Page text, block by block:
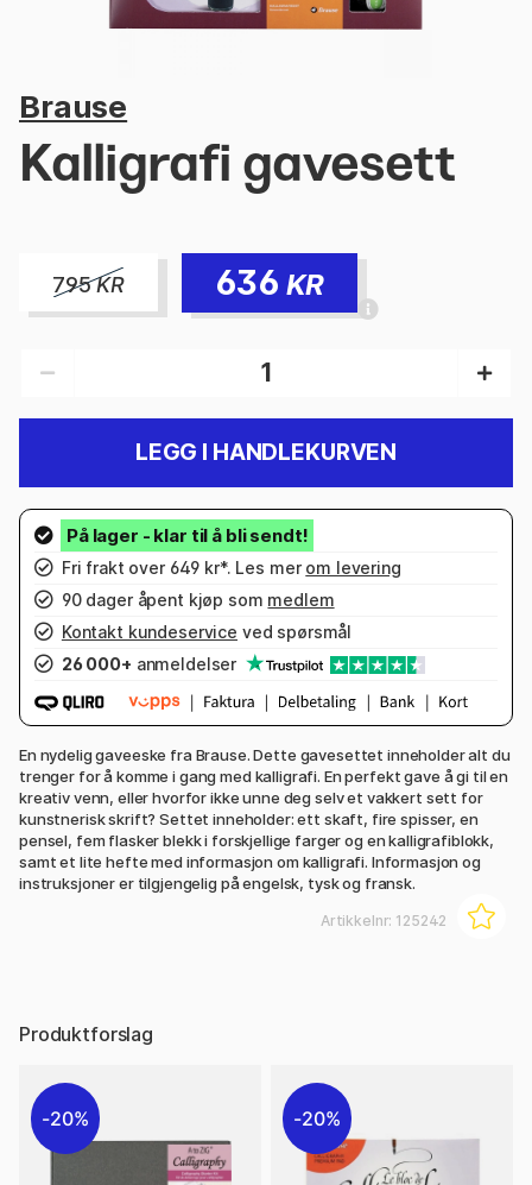
Brause
Kalligrafi gavesett
795KR 636 KR
LEGG I HANDLEKURVEN
Fri frakt over 649 kr*. Les mer om levering
90 dager åpent kjøp som medlem
Kontakt kundeservice ved spørsmål
26 000+ anmeldelser
En nydelig gaveeske fra Brause. Dette gavesettet inneholder alt du
trenger for å komme i gang med kalligrafi. En perfekt gave å gi til en
kreativ venn, eller hvorfor ikke unne deg selv et vakkert sett for
kunstnerisk skrift? Settet inneholder: ett skaft, fire spisser, en
pensel, fem flasker blekk i forskjellige farger og en kalligrafiblokk,
samt et lite hefte med informasjon om kalligrafi. Informasjon og
instruksjoner er tilgjengelig på engelsk, tysk og fransk.
Artikkelnr: 125242
Produktforslag
20% 20%